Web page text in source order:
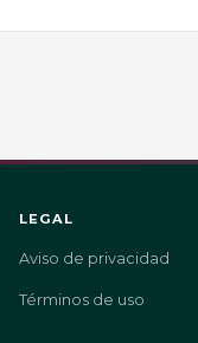
LEGAL
Aviso de privacidad
Términos de uso